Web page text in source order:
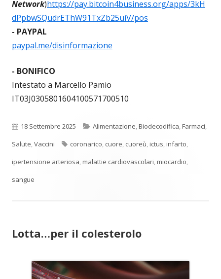
Network)https://pay.bitcoin4business.org/apps/3kH
dPpbwSQudrEThW91TxZb25uiV/pos
- PAYPAL
paypal.me/disinformazione
- BONIFICO
Intestato a Marcello Pamio
IT03J0305801604100571700510
Pubblicato
18 Settembre 2025 Categorie
Alimentazione,Biodecodifica,Farmaci,
Salute,Vaccini Tag
coronarico, cuore, cuoreù,ictus,infarto,
ipertensione arteriosa,malattie cardiovascolari,miocardio,
sangue
Lotta…per il colesterolo